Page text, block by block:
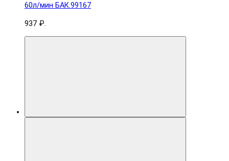
60л/мин БАК.99167
937 ₽.